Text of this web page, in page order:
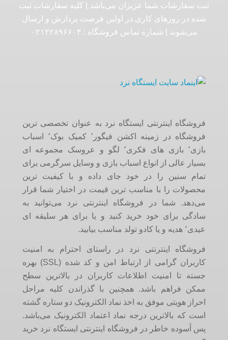
ثبت سفارشات شما عزیزان می‌باشد | کلیه سفارشات ثبت
شده در روزهای کاری در اولین فرصت پردازش و ارسال
می‌شوند | شماره تماس فروشگاه :‌ ۰۲۱۲۲۸۹۶۶۰۴
فروشگاه اینترنتی ایستگاه نرد به عنوان تخصصی ترین
فروشگاه در زمینه اکشن فیگور٬ کمیک بوک٬ اسباب
بازی٬ بازی های فکری٬ لگو و عروسک مجموعه ای
بسیار عالی از انواع اسباب بازی و وسایل سرگرمی برای
تمام سنین را در خود جای داده و با کیفیت ترین
محصولات را با مناسب ترین قیمت در اختیار شما قرار
می‌دهد. شما در فروشگاه اینترنتی نرد می‌توانید به
سادگی برای خود خرید کنید و یا برای هر سلیقه ای
عیدی٬ هدیه و یا کادو تولد مناسب بیابید.
فروشگاه اینترنتی نرد در راستای احترام به امنیت
کاربران گرامی از ارتباط امن و کد شده (SSL) بهره
جسته تا امنیت اطلاعات کاربران در بالاترین سطح
ممکن فراهم باشد. همچنین با گذراندن کلیه مراحل
احراز هویتی موفق به اخذ نماد الکترونیک دو ستاره گشته
است که بالاترین درجه نماد اعتماد الکترونیک می‌باشد.
پس آسوده خاطر در فروشگاه اینترنتی ایستگاه نرد خرید